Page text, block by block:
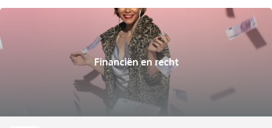
Financiën en recht